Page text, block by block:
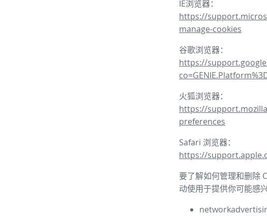
IE浏览器：
https://
manage-cookies
谷歌浏览器：
https://
火狐浏览器：
https://
preferences
Safari 浏览器：
https://
要了解如何管理和删除
动使用于提供你可能感